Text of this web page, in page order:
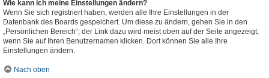
Wie kann ich meine Einstellungen ändern?
Wenn Sie sich registriert haben, werden alle Ihre Einstellungen in der
Datenbank des Boards gespeichert. Um diese zu ändern, gehen Sie in den
„Persönlichen Bereich“; der Link dazu wird meist oben auf der Seite angezeigt,
wenn Sie auf Ihren Benutzernamen klicken. Dort können Sie alle Ihre
Einstellungen ändern.
Nach oben